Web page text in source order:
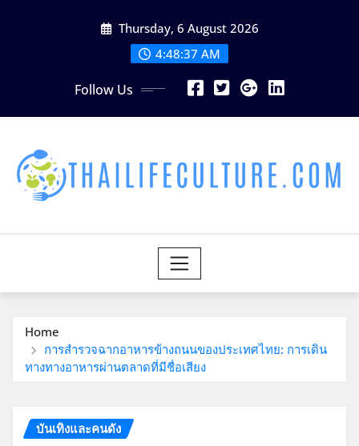
Thursday, 6 August 2026
4:48:39 AM
Follow Us
Home
การสำรวจฉากอาหารข้างถนนของประเทศไทย: การเดิน
ทางทางอาหารผ่านตลาดที่มีชื่อเสียง
บันเทิงและคนดัง